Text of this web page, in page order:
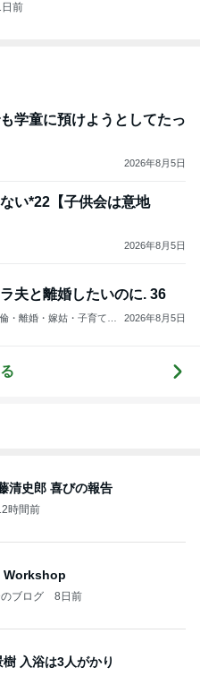
日前
学童に預けようとしてたっ
2026年8月5日
い*22【子供会は意地
2026年8月5日
夫と離婚したいのに. 36
・離婚・嫁姑・子育て、
2026年8月5日
清史郎 喜びの報告
時間前
Workshop
ブログ 8日前
入浴は3人がかり